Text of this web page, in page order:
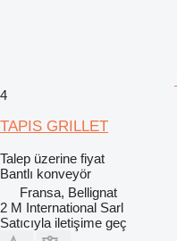
4
TAPIS GRILLET
Talep üzerine fiyat
Bantlı konveyör
Fransa, Bellignat
2 M International Sarl
Satıcıyla iletişime geç